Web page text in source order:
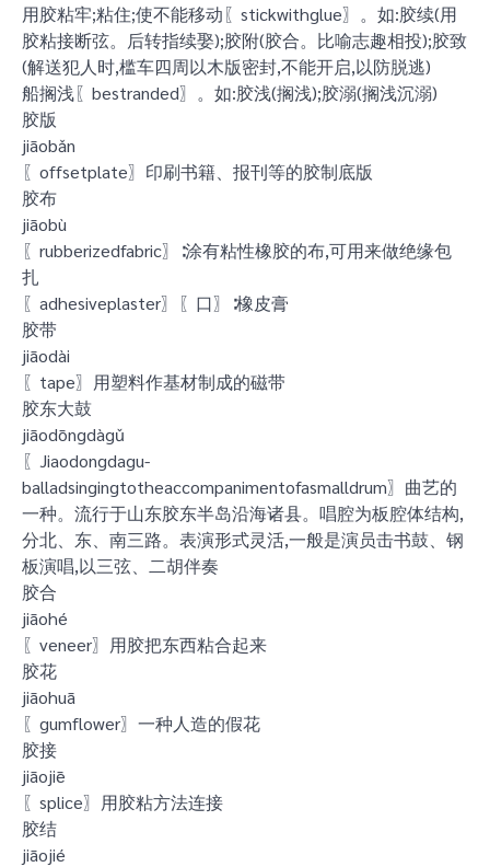
用胶粘牢;粘住;使不能移动〖stickwithglue〗。如:胶续(用
胶粘接断弦。后转指续娶);胶附(胶合。比喻志趣相投);胶致
(解送犯人时,槛车四周以木版密封,不能开启,以防脱逃)
船搁浅〖bestranded〗。如:胶浅(搁浅);胶溺(搁浅沉溺)
胶版
jiāobǎn
〖offsetplate〗印刷书籍、报刊等的胶制底版
胶布
jiāobù
〖rubberizedfabric〗∶涂有粘性橡胶的布,可用来做绝缘包
扎
〖adhesiveplaster〗〖口〗∶橡皮膏
胶带
jiāodài
〖tape〗用塑料作基材制成的磁带
胶东大鼓
jiāodōngdàgǔ
〖Jiaodongdagu-
balladsingingtotheaccompanimentofasmalldrum〗曲艺的
一种。流行于山东胶东半岛沿海诸县。唱腔为板腔体结构,
分北、东、南三路。表演形式灵活,一般是演员击书鼓、钢
板演唱,以三弦、二胡伴奏
胶合
jiāohé
〖veneer〗用胶把东西粘合起来
胶花
jiāohuā
〖gumflower〗一种人造的假花
胶接
jiāojiē
〖splice〗用胶粘方法连接
胶结
jiāojié